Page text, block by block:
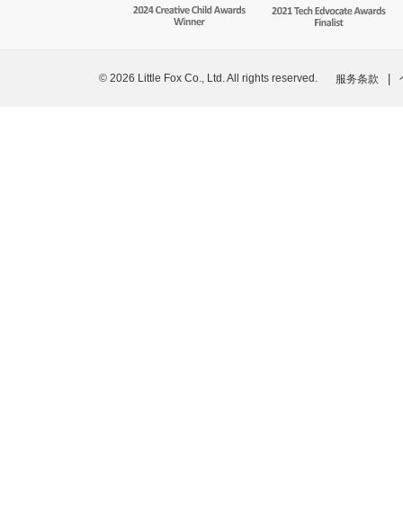
© 2026 Little Fox Co., Ltd. All rights reserved. 服务条款